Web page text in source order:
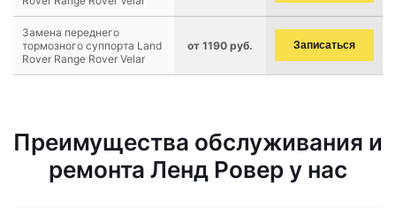
Замена переднего
тормозного суппорта Land
Rover Range Rover Velar
от 1190 руб. Записаться
Преимущества обслуживания и
ремонта Ленд Ровер у нас